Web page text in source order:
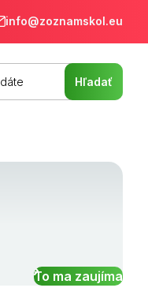
info@zoznamskol.eu
To ma zaujíma